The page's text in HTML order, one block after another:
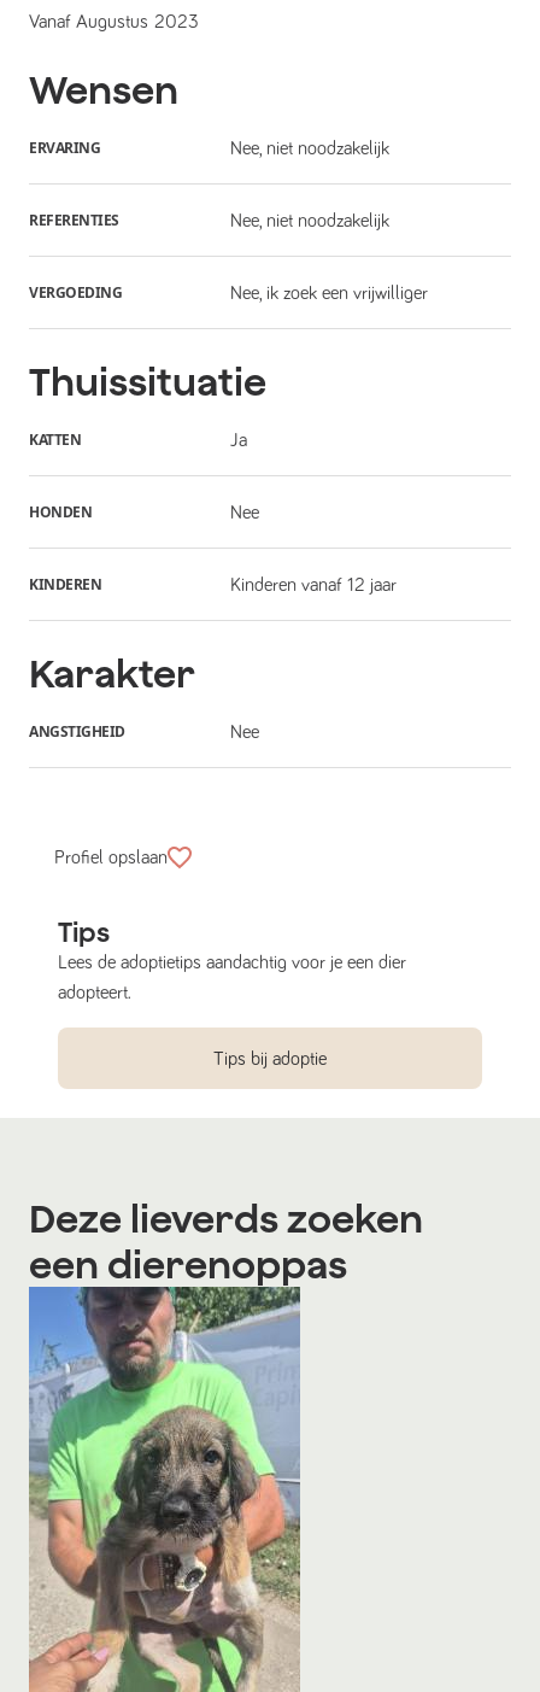
Vanaf Augustus 2023
Wensen
ERVARING Nee, niet noodzakelijk
REFERENTIES Nee, niet noodzakelijk
VERGOEDING Nee, ik zoek een vrijwilliger
Thuissituatie
KATTEN Ja
HONDEN Nee
KINDEREN Kinderen vanaf 12 jaar
Karakter
ANGSTIGHEID Nee
Profiel opslaan
Tips
Lees de adoptietips aandachtig voor je een dier
adopteert.
Tips bij adoptie
Deze lieverds zoeken
een dierenoppas